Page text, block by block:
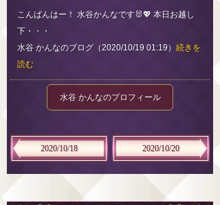
こんばんはー！ 水谷かんなです🐰💖 本日お越し
下・・・
水谷 かんなのブログ（2020/10/19 01:19） 続きを
読む
水谷 かんなのプロフィール
2020/10/18 2020/10/20